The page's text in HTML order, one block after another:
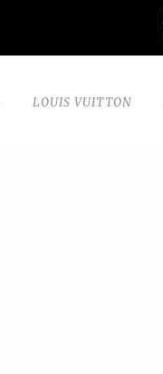
LOUIS VUITTON